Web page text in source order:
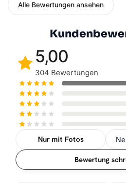
Alle Bewertungen ansehen
5,00
304 Bewertungen
Nur mit Fotos
Sortierung
Bewertung